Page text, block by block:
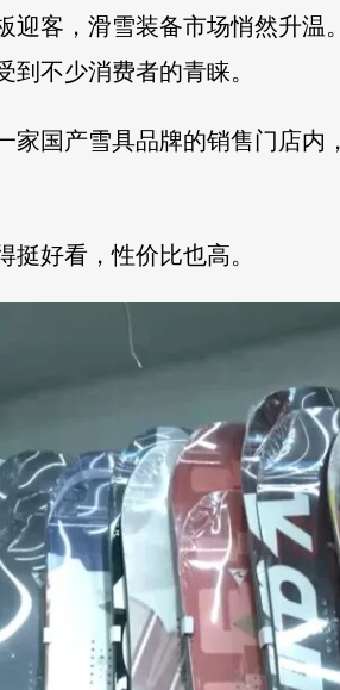
迎客，滑雪装备市场悄然升
不少消费者的青睐。
家国产雪具品牌的销售门店
好看，性价比也高。